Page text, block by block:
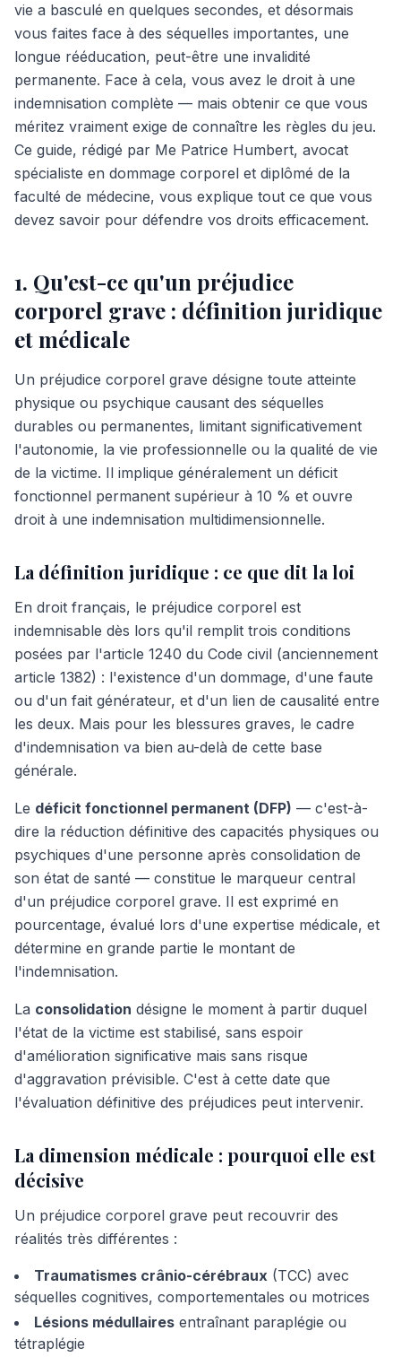
vie a basculé en quelques secondes, et désormais
vous faites face à des séquelles importantes, une
longue rééducation, peut-être une invalidité
permanente. Face à cela, vous avez le droit à une
indemnisation complète — mais obtenir ce que vous
méritez vraiment exige de connaître les règles du jeu.
Ce guide, rédigé par Me Patrice Humbert, avocat
spécialiste en dommage corporel et diplômé de la
faculté de médecine, vous explique tout ce que vous
devez savoir pour défendre vos droits efficacement.
1. Qu'est-ce qu'un préjudice
corporel grave : définition juridique
et médicale
Un préjudice corporel grave désigne toute atteinte
physique ou psychique causant des séquelles
durables ou permanentes, limitant significativement
l'autonomie, la vie professionnelle ou la qualité de vie
de la victime. Il implique généralement un déficit
fonctionnel permanent supérieur à 10 % et ouvre
droit à une indemnisation multidimensionnelle.
La définition juridique : ce que dit la loi
En droit français, le préjudice corporel est
indemnisable dès lors qu'il remplit trois conditions
posées par l'article 1240 du Code civil (anciennement
article 1382) : l'existence d'un dommage, d'une faute
ou d'un fait générateur, et d'un lien de causalité entre
les deux. Mais pour les blessures graves, le cadre
d'indemnisation va bien au-delà de cette base
générale.
Le déficit fonctionnel permanent (DFP) — c'est-à-
dire la réduction définitive des capacités physiques ou
psychiques d'une personne après consolidation de
son état de santé — constitue le marqueur central
d'un préjudice corporel grave. Il est exprimé en
pourcentage, évalué lors d'une expertise médicale, et
détermine en grande partie le montant de
l'indemnisation.
La consolidation désigne le moment à partir duquel
l'état de la victime est stabilisé, sans espoir
d'amélioration significative mais sans risque
d'aggravation prévisible. C'est à cette date que
l'évaluation définitive des préjudices peut intervenir.
La dimension médicale : pourquoi elle est
décisive
Un préjudice corporel grave peut recouvrir des
réalités très différentes :
Traumatismes crânio-cérébraux (TCC) avec
séquelles cognitives, comportementales ou motrices
Lésions médullaires entraînant paraplégie ou
tétraplégie